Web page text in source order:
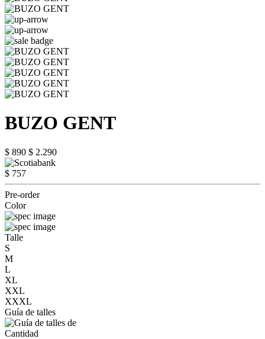
BUZO GENT
$ 890 $ 2.290
$ 757
Pre-order
Color
Talle
S
M
L
XL
XXL
XXXL
Guía de talles
Cantidad